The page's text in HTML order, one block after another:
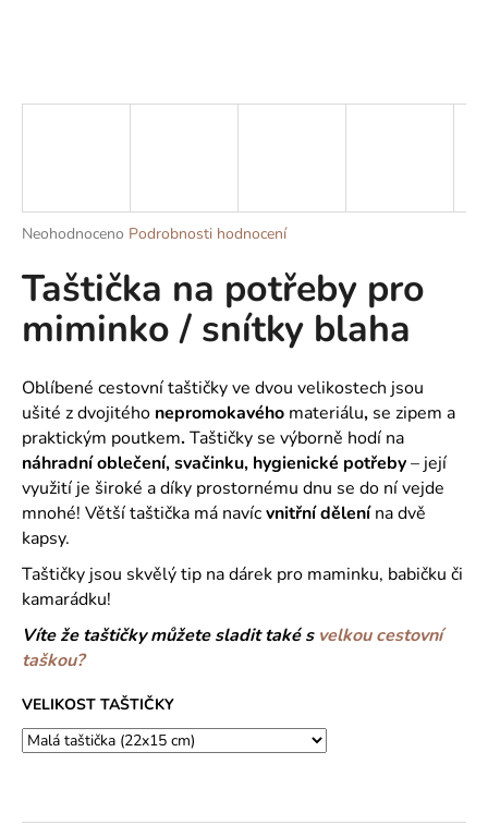
Průměrné
produktu
je
z
hvězdiček.
Neohodnoceno Podrobnosti hodnocení
Taštička na potřeby pro
miminko / snítky blaha
Oblíbené cestovní taštičky ve dvou velikostech jsou
ušité z dvojitého nepromokavého materiálu, se zipem a
praktickým poutkem.Taštičky se výborně hodí na
náhradní oblečení, svačinku, hygienické potřeby– její
využití je široké a díky prostornému dnu se do ní vejde
mnohé! Větší taštička má navícvnitřní dělenína dvě
kapsy.
Taštičky jsou skvělý tip na dárek pro maminku, babičku či
kamarádku!
Víte že taštičky můžete sladit také s velkou cestovní
taškou?
VELIKOST TAŠTIČKY
t
D
p
o
r
u
č
u
j
e
m
e